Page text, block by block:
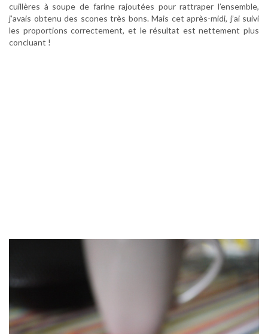
cuillères à soupe de farine rajoutées pour rattraper l’ensemble,
j’avais obtenu des scones très bons. Mais cet après-midi, j’ai suivi
les proportions correctement, et le résultat est nettement plus
concluant !